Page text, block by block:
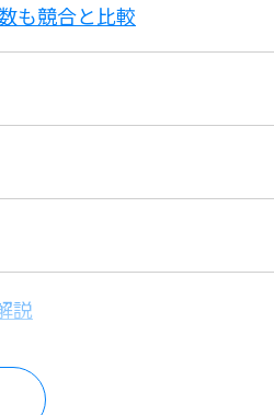
も競合と比較
説